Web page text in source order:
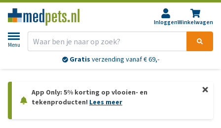
InloggenWinkelwagen
Menu
Gratis verzending vanaf € 69,-
App Only: 5% korting op vlooien- en
tekenproducten! Lees meer